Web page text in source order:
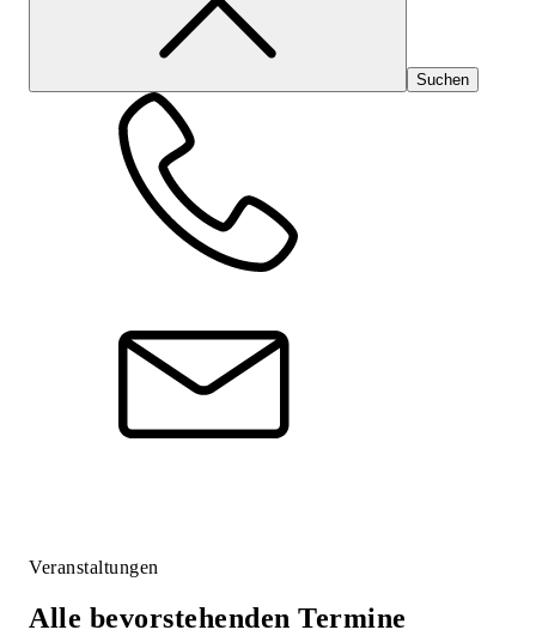
Veranstaltungen
Alle bevorstehenden Termine